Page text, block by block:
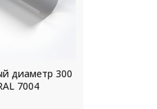
диаметр 300
7004